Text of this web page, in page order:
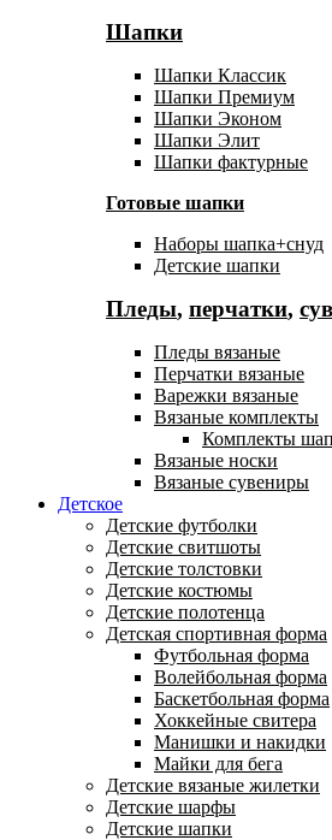
Шапки
Шапки Классик
Шапки Премиум
Шапки Эконом
Шапки Элит
Шапки фактурные
Готовые шапки
Наборы шапка+снуд
Детские шапки
Пледы, перчатки,
Пледы вязаные
Перчатки вязаные
Варежки вязаные
Вязаные комплекты
Комплекты
Вязаные носки
Вязаные сувениры
Детское
Детские футболки
Детские свитшоты
Детские толстовки
Детские костюмы
Детские полотенца
Детская спортивная форма
Футбольная форма
Волейбольная форма
Баскетбольная форма
Хоккейные свитера
Манишки и накидки
Майки для бега
Детские вязаные жилетки
Детские шарфы
Детские шапки